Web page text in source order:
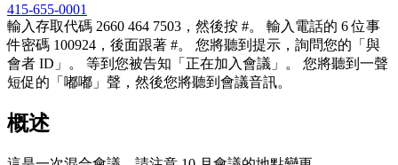
415-655-0001
輸入存取代碼 2660 464 7503，然後按 #。 輸入電話的 6 位事
件密碼 100924，後面跟著 #。 您將聽到提示，詢問您的「與
會者 ID」。 等到您被告知「正在加入會議」。 您將聽到一聲
短促的「嘟嘟」聲，然後您將聽到會議音訊。
概述